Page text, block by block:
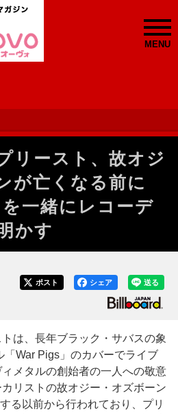
MENU
リースト、故オジ
が亡くなる前に
一緒にレコーデ
かす
送る
シェア
ポスト
は、長年ブラック・サバスの象
War Pigs」のカバーでライブ
メタルの創始者の一人への敬意
リストの故オジー・オズボーン
る以前から行われており、プリ